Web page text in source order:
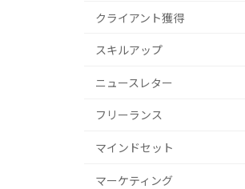
クライアント獲得
スキルアップ
ニュースレター
フリーランス
マインドセット
マーケティング